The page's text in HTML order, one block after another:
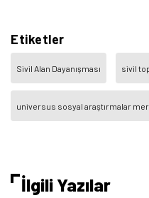
Etiketler
Sivil Alan Dayanışması sivil
universus sosyal araştırmalar
İlgili Yazılar